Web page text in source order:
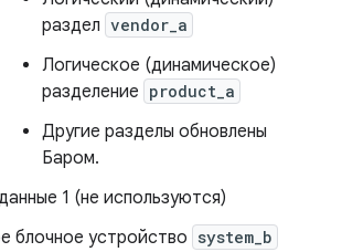
раздел vendor_a
Логическое (динамическое)
разделение product_a
Другие разделы обновлены
Баром.
1 (не используются)
блочное устройство system_b